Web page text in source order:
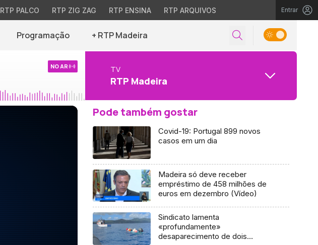
RTP PALCO RTP ZIG ZAG RTP ENSINA RTP ARQUIVOS Entrar
Programação + RTP Madeira
NO AR TV
RTP Madeira
Pode também gostar
Covid-19: Portugal 899 novos
casos em um dia
Madeira só deve receber
empréstimo de 458 milhões de
euros em dezembro (Vídeo)
Sindicato lamenta
«profundamente»
desaparecimento de dois